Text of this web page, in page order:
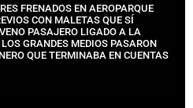
FRENADOS EN AEROPARQUE
CON MALETAS QUE SÍ
PASAJERO LIGADO A LA
GRANDES MEDIOS PASARON
QUE TERMINABA EN CUENTAS